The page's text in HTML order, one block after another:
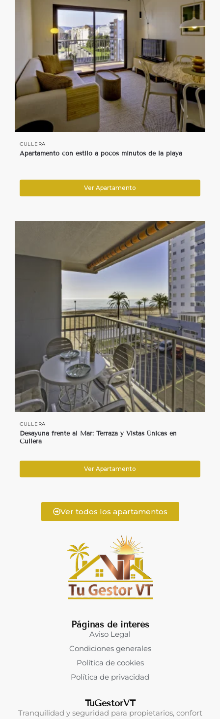
CULLERA
Apartamento con estilo a pocos minutos de la playa
Ver Apartamento
CULLERA
Desayuna frente al Mar: Terraza y Vistas Únicas en
Cullera
Ver Apartamento
Ver todos los apartamentos
Páginas de interés
Aviso Legal
Condiciones generales
Política de cookies
Política de privacidad
TuGestorVT
Tranquilidad y seguridad para propietarios, confort